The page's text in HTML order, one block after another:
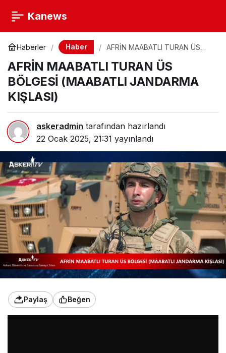
Kanews
Haberler Haber
AFRİN MAABATLI TURAN ÜS
JANDARMA KIŞLASI)
AFRİN MAABATLI TURAN ÜS
BÖLGESİ (MAABATLI JANDARMA
KIŞLASI)
askeradmin tarafından hazırlandı
22 Ocak 2025, 21:31 yayınlandı
Paylaş Beğen